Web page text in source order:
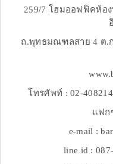
259/7 โฮมออฟฟิคห้อ
ถ.พุทธมณฑลสาย 4 ต.
โทรศัพท์ : 02-
แฟก
e-mail :
line id :